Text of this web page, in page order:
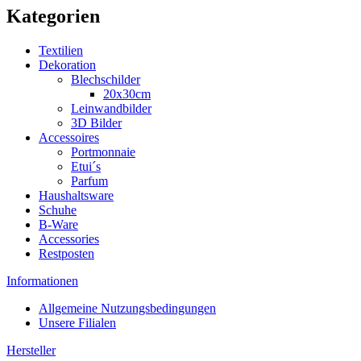
Kategorien
Textilien
Dekoration
Blechschilder
20x30cm
Leinwandbilder
3D Bilder
Accessoires
Portmonnaie
Etui´s
Parfum
Haushaltsware
Schuhe
B-Ware
Accessories
Restposten
Informationen
Allgemeine Nutzungsbedingungen
Unsere Filialen
Hersteller